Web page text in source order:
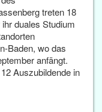
treten 18
duales Studium
Baden, wo das
anfängt.
Auszubildende in